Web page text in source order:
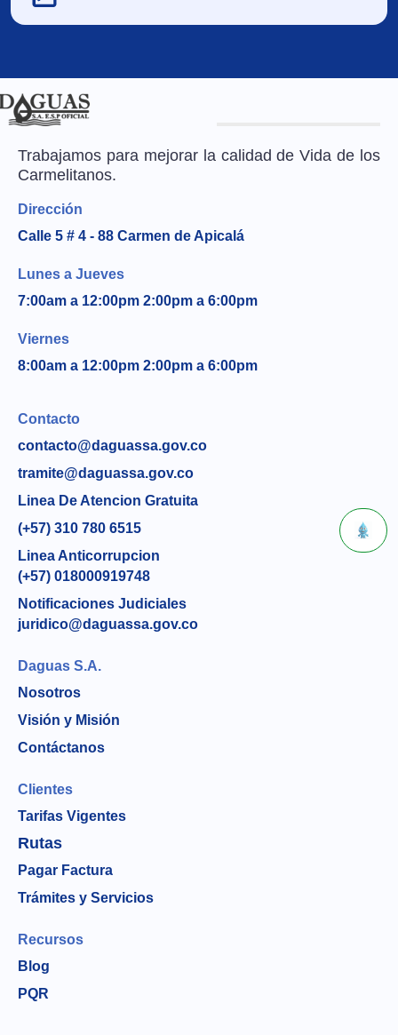
Trabajamos para mejorar la calidad de Vida de los
Carmelitanos.
Dirección
Calle 5 # 4 - 88 Carmen de Apicalá
Lunes a Jueves
7:00am a 12:00pm 2:00pm a 6:00pm
Viernes
8:00am a 12:00pm 2:00pm a 6:00pm
Contacto
contacto@daguassa.gov.co
tramite@daguassa.gov.co
Linea De Atencion Gratuita
(+57) 310 780 6515
Linea Anticorrupcion
(+57) 018000919748
Notificaciones Judiciales
juridico@daguassa.gov.co
Daguas S.A.
Nosotros
Visión y Misión
Contáctanos
Clientes
Tarifas Vigentes
Rutas
Pagar Factura
Trámites y Servicios
Recursos
Blog
PQR